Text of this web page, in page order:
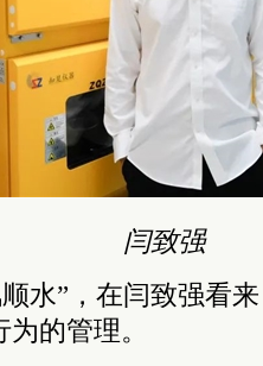
闫致强
水”，在闫致强看
的管理。